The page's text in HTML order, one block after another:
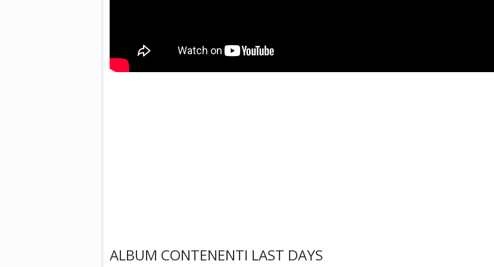
ALBUM CONTENENTI LAST DAYS